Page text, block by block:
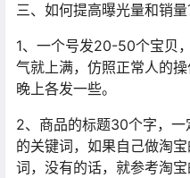
三、如何提高曝光量和销量
1、一个号发20-50个宝贝
气就上满，仿照正常人的
晚上各发一些。
2、商品的标题30个字，
的关键词，如果自己做淘
词，没有的话，就参考淘宝